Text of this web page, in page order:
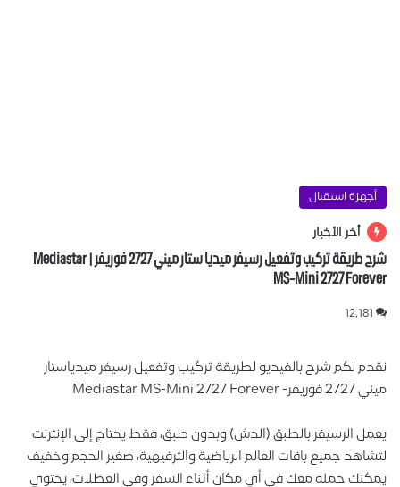
استقبال
الأخبار
شرح طريقة تركيب وتفعيل رسيفر ميديا ستار ميني 2727 فوريفر | Mediastar
MS-Mini 2727
شرح بالفيديو لطريقة تركيب وتفعيل رسيفر ميدياستار
بالطبق (الدش) وبدون طبق، فقط يحتاج إلى الإنترنت
جميع باقات العالم الرياضية والترفيهية، صغير الحجم وخفيف
حمله معك في أي مكان أثناء السفر وفي العطلات، يحتوي